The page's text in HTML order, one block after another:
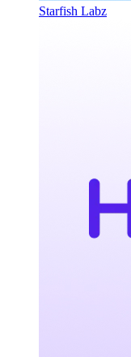
Starfish Labz